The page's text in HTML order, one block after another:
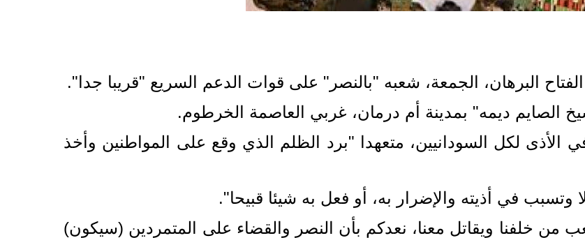
البرهان، الجمعة، شعبه "بالنصر" على قوات الدعم السريع "قريبا جدا".
الصايم ديمه" بمدينة أم درمان، غربي العاصمة الخرطوم.
الأذى لكل السودانيين، متعهدا "برد الظلم الذي وقع على المواطنين وأخذ
وتسبب في أذيته والإضرار به، أو فعل به شيئا قبيحا".
خلفنا ويقاتل معنا، نعدكم بأن النصر والقضاء على المتمردين (سيكون)